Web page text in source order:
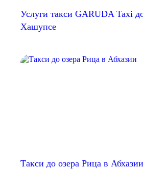
Услуги такси GARUDA Taxi
Хашупсе
Такси до озера Рица в Абхазии